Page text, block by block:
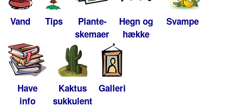
Vand Tips
Plante-
skemaer
Hegn og
hække
Svampe
Have
info
Kaktus
sukkulent
Galleri